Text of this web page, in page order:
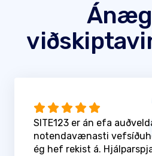
SITE123 er án efa
notendavænasti
ég hef rekist á.